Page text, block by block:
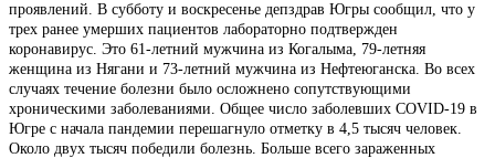
проявлений. В субботу и воскресенье депздрав Югры сообщил, что у
трех ранее умерших пациентов лабораторно подтвержден
коронавирус. Это 61-летний мужчина из Когалыма, 79-летняя
женщина из Нягани и 73-летний мужчина из Нефтеюганска. Во всех
случаях течение болезни было осложнено сопутствующими
хроническими заболеваниями. Общее число заболевших COVID-19 в
Югре с начала пандемии перешагнуло отметку в 4,5 тысяч человек.
Около двух тысяч победили болезнь. Больше всего зараженных